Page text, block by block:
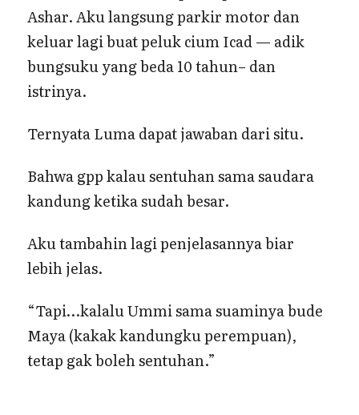
Ashar. Aku langsung parkir motor dan
keluar lagi buat peluk cium Icad — adik
bungsuku yang beda 10 tahun– dan
istrinya.
Ternyata Luma dapat jawaban dari situ.
Bahwa gpp kalau sentuhan sama saudara
kandung ketika sudah besar.
Aku tambahin lagi penjelasannya biar
lebih jelas.
“Tapi…kalalu Ummi sama suaminya bude
Maya (kakak kandungku perempuan),
tetap gak boleh sentuhan.”